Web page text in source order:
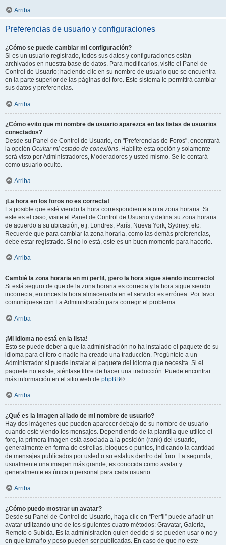
Arriba
Preferencias de usuario y configuraciones
¿Cómo se puede cambiar mi configuración?
Si es un usuario registrado, todos sus datos y configuraciones están
archivados en nuestra base de datos. Para modificarlos, visite el Panel de
Control de Usuario; haciendo clic en su nombre de usuario que se encuentra
en la parte superior de las páginas del foro. Este sistema le permitirá cambiar
sus datos y preferencias.
Arriba
¿Cómo evito que mi nombre de usuario aparezca en las listas de usuarios
conectados?
Desde su Panel de Control de Usuario, en "Preferencias de Foros", encontrará
la opción Ocultar mi estado de conexións. Habilite esta opción y solamente
será visto por Administradores, Moderadores y usted mismo. Se le contará
como usuario oculto.
Arriba
¡La hora en los foros no es correcta!
Es posible que esté viendo la hora correspondiente a otra zona horaria. Si
este es el caso, visite el Panel de Control de Usuario y defina su zona horaria
de acuerdo a su ubicación, e.j. Londres, París, Nueva York, Sydney, etc.
Recuerde que para cambiar la zona horaria, como las demás preferencias,
debe estar registrado. Si no lo está, este es un buen momento para hacerlo.
Arriba
Cambié la zona horaria en mi perfil, ¡pero la hora sigue siendo incorrecto!
Si está seguro de que de la zona horaria es correcta y la hora sigue siendo
incorrecta, entonces la hora almacenada en el servidor es errónea. Por favor
comuníquese con La Administración para corregir el problema.
Arriba
¡Mi idioma no está en la lista!
Esto se puede deber a que la administración no ha instalado el paquete de su
idioma para el foro o nadie ha creado una traducción. Pregúntele a un
Administrador si puede instalar el paquete del idioma que necesita. Si el
paquete no existe, siéntase libre de hacer una traducción. Puede encontrar
más información en el sitio web de phpBB®
Arriba
¿Qué es la imagen al lado de mi nombre de usuario?
Hay dos imágenes que pueden aparecer debajo de su nombre de usuario
cuando esté viendo los mensajes. Dependiendo de la plantilla que utilice el
foro, la primera imagen está asociada a la posición (rank) del usuario,
generalmente en forma de estrellas, bloques o puntos, indicando la cantidad
de mensajes publicados por usted o su estatus dentro del foro. La segunda,
usualmente una imagen más grande, es conocida como avatar y
generalmente es única o personal para cada usuario.
Arriba
¿Cómo puedo mostrar un avatar?
Desde su Panel de Control de Usuario, haga clic en “Perfil” puede añadir un
avatar utilizando uno de los siguientes cuatro métodos: Gravatar, Galería,
Remoto o Subida. Es la administración quien decide si se pueden usar o no y
en que tamaño y peso pueden ser publicadas. En caso de que no este